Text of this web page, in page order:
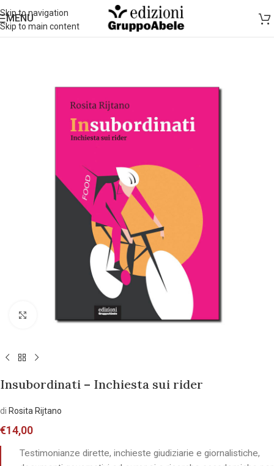
Skip to navigation
Skip to main content
MENU
Allarga l'immagine
Insubordinati – Inchiesta sui rider
di Rosita Rijtano
€14,00
Testimonianze dirette, inchieste giudiziarie e giornalistiche,